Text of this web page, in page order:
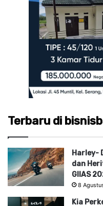
Terbaru di
Harley-
dan
GIIAS
8
Kia